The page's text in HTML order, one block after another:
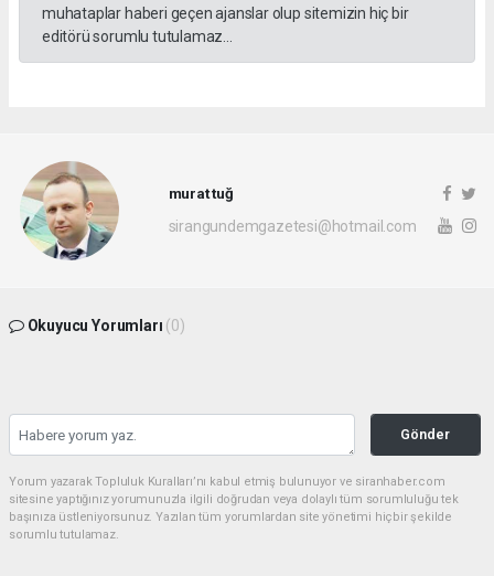
muhataplar haberi geçen ajanslar olup sitemizin hiç bir
editörü sorumlu tutulamaz...
murat tuğ
sirangundemgazetesi@hotmail.com
Okuyucu Yorumları (0)
Gönder
Yorum yazarak Topluluk Kuralları’nı kabul etmiş bulunuyor ve siranhaber.com
sitesine yaptığınız yorumunuzla ilgili doğrudan veya dolaylı tüm sorumluluğu tek
başınıza üstleniyorsunuz. Yazılan tüm yorumlardan site yönetimi hiçbir şekilde
sorumlu tutulamaz.